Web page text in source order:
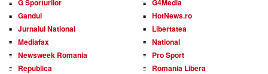
G Sporturilor
G4Media
Gandul
HotNews.ro
Jurnalul National
Libertatea
Mediafax
National
Newsweek Romania
Pro Sport
Republica
Romania Libera